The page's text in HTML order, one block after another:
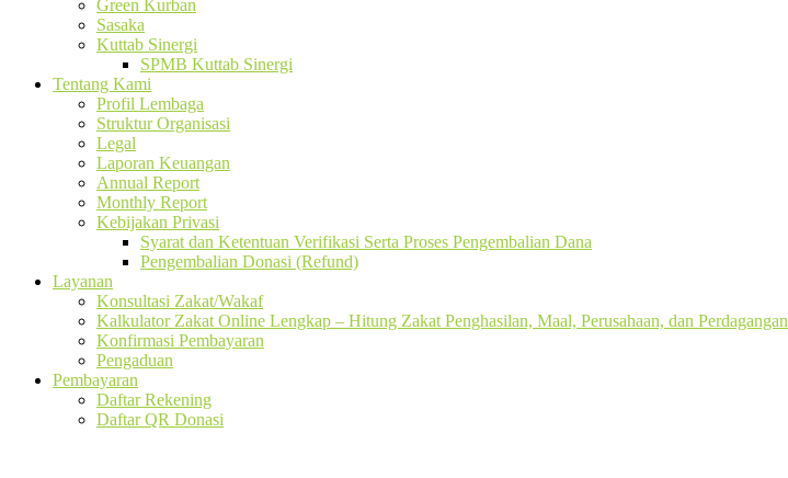
Green Kurban
Sasaka
Kuttab Sinergi
SPMB Kuttab Sinergi
Tentang Kami
Profil Lembaga
Struktur Organisasi
Legal
Laporan Keuangan
Annual Report
Monthly Report
Kebijakan Privasi
Syarat dan Ketentuan Verifikasi Serta Proses Pengembalian Dana
Pengembalian Donasi (Refund)
Layanan
Konsultasi Zakat/Wakaf
Kalkulator Zakat Online Lengkap – Hitung Zakat Penghasilan, Maal, Perusahaan, dan Perdagangan
Konfirmasi Pembayaran
Pengaduan
Pembayaran
Daftar Rekening
Daftar QR Donasi